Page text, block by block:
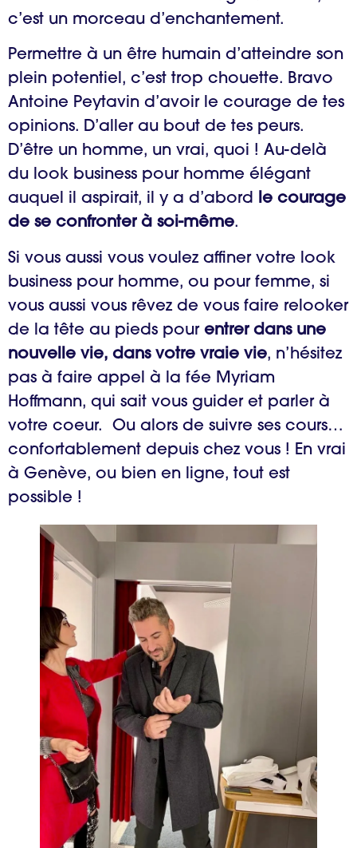
c’est un morceau d’enchantement.
Permettre à un être humain d’atteindre son
plein potentiel, c’est trop chouette. Bravo
Antoine Peytavin d’avoir le courage de tes
opinions. D’aller au bout de tes peurs.
D’être un homme, un vrai, quoi ! Au-delà
du look business pour homme élégant
auquel il aspirait, il y a d’abord le courage
de se confronter à soi-même.
Si vous aussi vous voulez affiner votre look
business pour homme, ou pour femme, si
vous aussi vous rêvez de vous faire relooker
de la tête au pieds pour entrer dans une
nouvelle vie, dans votre vraie vie, n’hésitez
pas à faire appel à la fée Myriam
Hoffmann, qui sait vous guider et parler à
votre coeur. Ou alors de suivre ses cours…
confortablement depuis chez vous ! En vrai
à Genève, ou bien en ligne, tout est
possible !